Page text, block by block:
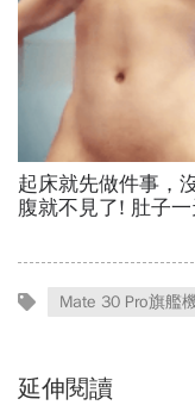
Mate 30 Pro旗艦
延伸閱讀